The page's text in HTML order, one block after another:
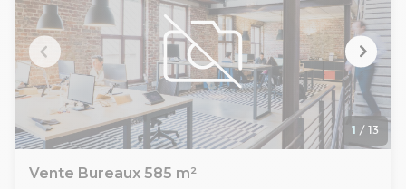
741,1m2 exploité en bureauxUn lot de 29,8m2 de
cave/circulation complète le lotPrix net vendeur : 10 000 000
€Honoraires à la charge de l'acquéreur : 4% HT .Possibilité de
diviser la surface et de n'acquérir que le Duplex. Le prix à la
division n'est pas établi.
1 / 13
Vente Bureaux 585 m²